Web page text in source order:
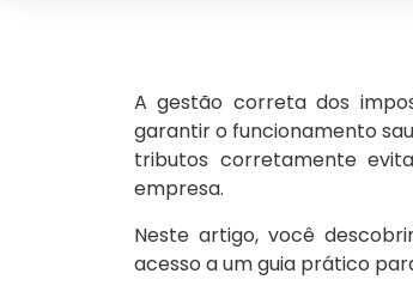
A gestão correta dos
garantir o funcionamento
tributos corretamente
empresa.
Neste artigo, você
acesso a um guia prático